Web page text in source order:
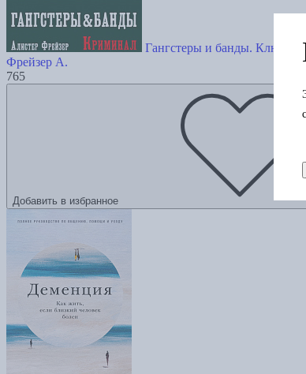
Гангстеры и банды.
Фрейзер А.
765
Добавить в избранное